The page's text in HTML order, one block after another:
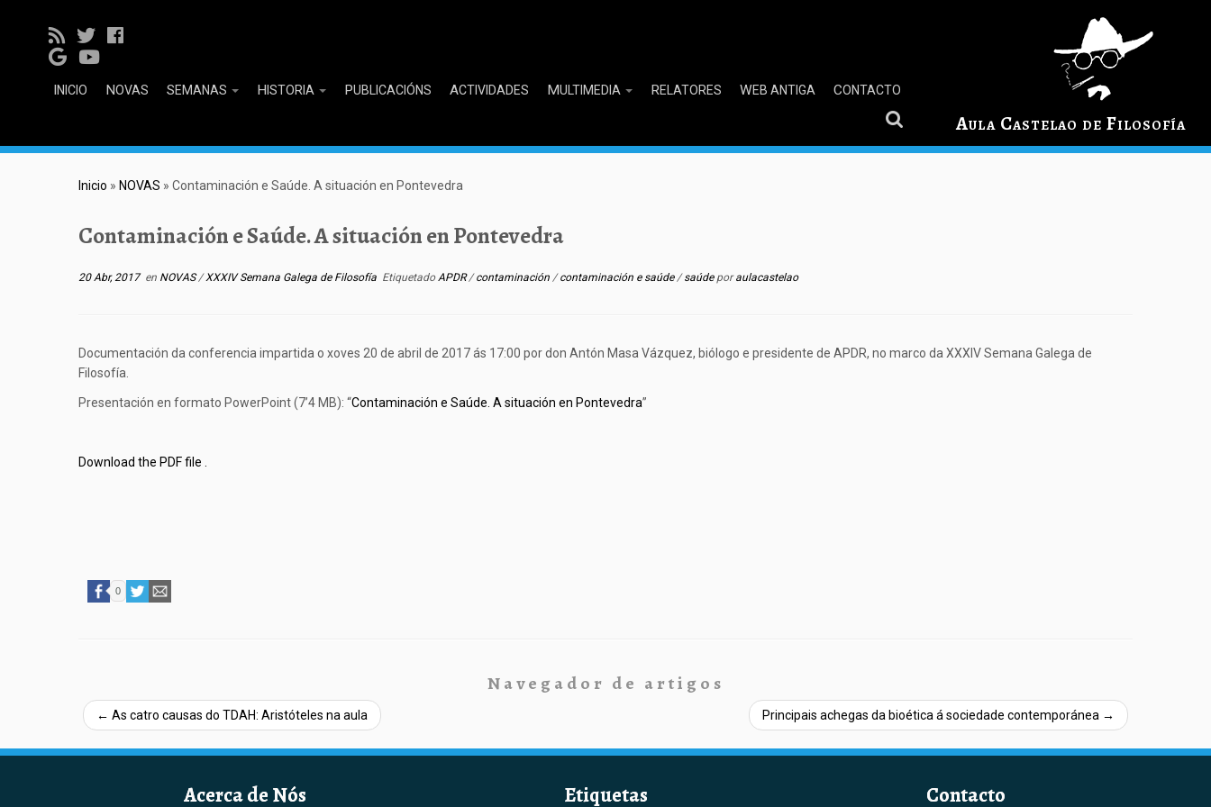
Aula Castelao de Filosofía
INICIO NOVAS SEMANAS HISTORIA PUBLICACIÓNS ACTIVIDADES MULTIMEDIA RELATORES WEB ANTIGA CONTACTO
Inicio » NOVAS » Contaminación e Saúde. A situación en Pontevedra
Contaminación e Saúde. A situación en Pontevedra
20 Abr, 2017en NOVAS/XXXIV Semana Galega de Filosofía EtiquetadoAPDR/contaminación /contaminación e saúde/saúde poraulacastelao
Documentación da conferencia impartida o xoves 20 de abril de 2017 ás 17:00 por don Antón Masa Vázquez, biólogo e presidente de APDR, no marco da XXXIV Semana Galega de
Filosofía.
Presentación en formato PowerPoint (7’4 MB): “Contaminación e Saúde. A situación en Pontevedra”
Download the PDF file .
0
Navegador de artigos
← As catro causas do TDAH: Aristóteles na aula Principais achegas da bioética á sociedade contemporánea →
Acerca de Nós Etiquetas Contacto